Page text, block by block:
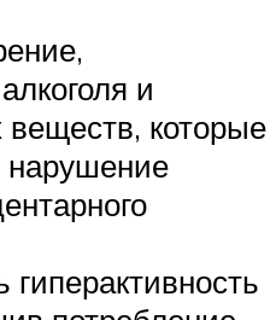
и
веществ, которые
нарушение
гиперактивность